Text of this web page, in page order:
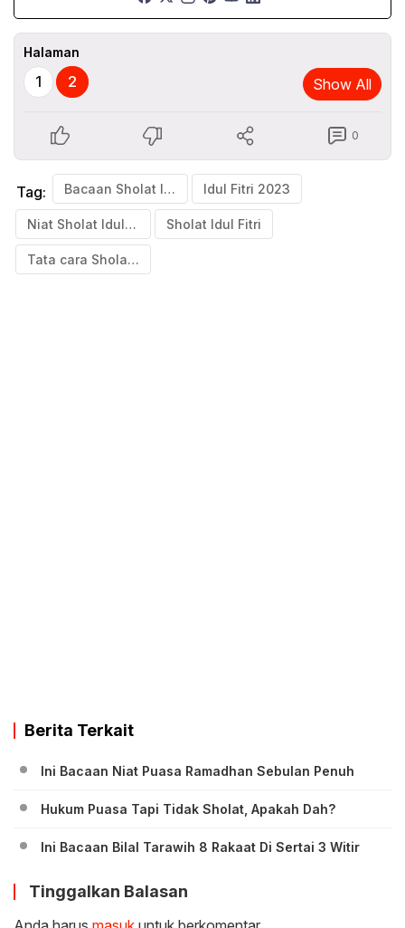
Halaman
1 2 Show All
0
Tag: Bacaan Sholat Idul Fitri Idul Fitri 2023
Niat Sholat Idul Fitri Sholat Idul Fitri
Tata cara Sholat Idul Fitri
Berita Terkait
Ini Bacaan Niat Puasa Ramadhan Sebulan Penuh
Hukum Puasa Tapi Tidak Sholat, Apakah Dah?
Ini Bacaan Bilal Tarawih 8 Rakaat Di Sertai 3 Witir
Tinggalkan Balasan